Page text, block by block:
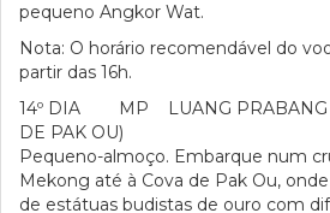
pequeno Angkor Wat.
Nota: O horário recomendável do
partir das 16h.
14º DIA MP LUANG PRABANG
DE PAK OU)
Pequeno-almoço. Embarque num
Mekong até à Cova de Pak Ou,
de estátuas budistas de ouro com